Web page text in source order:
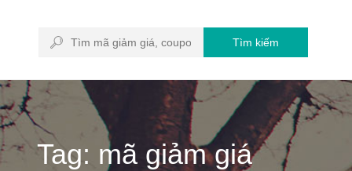
Tìm kiếm
Tag: mã giảm giá